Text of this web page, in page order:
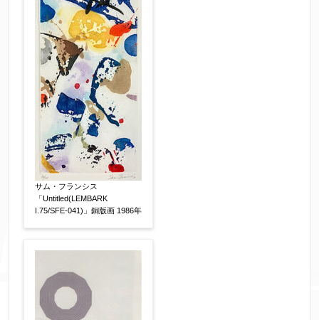
サム・フランシス
「Untitled(LEMBARK
I.75/SFE-041)」銅版画 1986年